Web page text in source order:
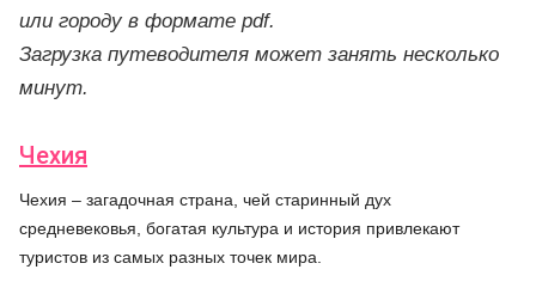
или городу в формате pdf.
Загрузка путеводителя может занять несколько
минут.
Чехия
Чехия – загадочная страна, чей старинный дух
средневековья, богатая культура и история привлекают
туристов из самых разных точек мира.